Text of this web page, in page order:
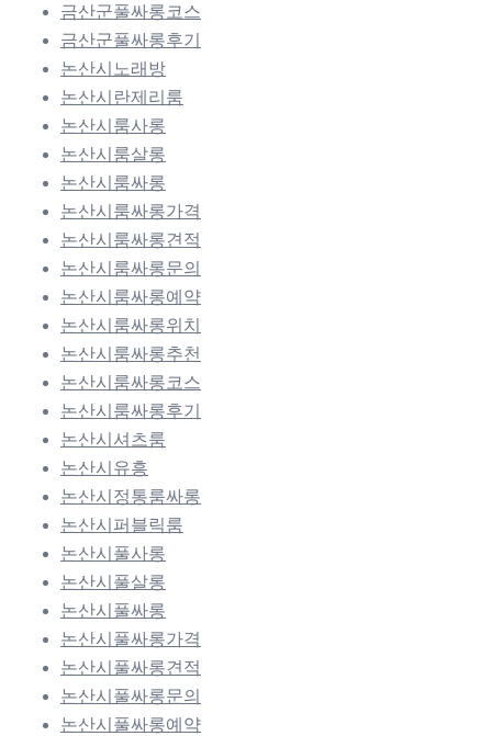
금산군풀싸롱코스
금산군풀싸롱후기
논산시노래방
논산시란제리룸
논산시룸사롱
논산시룸살롱
논산시룸싸롱
논산시룸싸롱가격
논산시룸싸롱견적
논산시룸싸롱문의
논산시룸싸롱예약
논산시룸싸롱위치
논산시룸싸롱추천
논산시룸싸롱코스
논산시룸싸롱후기
논산시셔츠룸
논산시유흥
논산시정통룸싸롱
논산시퍼블릭룸
논산시풀사롱
논산시풀살롱
논산시풀싸롱
논산시풀싸롱가격
논산시풀싸롱견적
논산시풀싸롱문의
논산시풀싸롱예약